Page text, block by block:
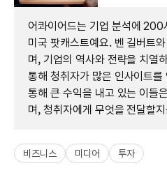
어콰이어드는 기업 분석에 200
미국 팟캐스트예요. 벤 길버트
며, 기업의 역사와 전략을 치열
통해 청취자가 많은 인사이트
통해 큰 수익을 내고 있는 이들
며, 청취자에게 무엇을 전달할
비즈니스 미디어 투자